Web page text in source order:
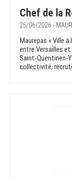
Chef de la
25/06/2026 -
Maurepas « Ville
entre Versailles et
Saint-Quentinen-
collectivité,